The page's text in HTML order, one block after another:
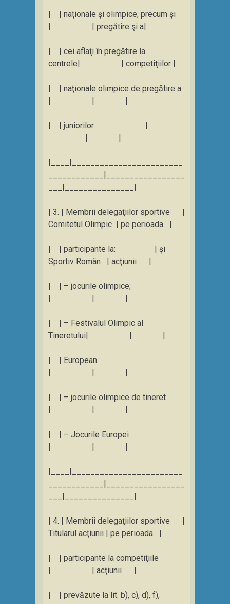
| | naţionale şi olimpice, precum şi
| | pregătire şi a|
| | cei aflaţi în pregătire la
centrele| | competiţiilor |
| | naţionale olimpice de pregătire a
| | |
| | juniorilor |
| |
|____|________________________
____________|_________________
___|_______________|
| 3. | Membrii delegaţiilor sportive |
Comitetul Olimpic | pe perioada |
| | participante la: | şi
Sportiv Român | acţiunii |
| | – jocurile olimpice;
| | |
| | – Festivalul Olimpic al
Tineretului| | |
| | European
| | |
| | – jocurile olimpice de tineret
| | |
| | – Jocurile Europei
| | |
|____|________________________
____________|_________________
___|_______________|
| 4. | Membrii delegaţiilor sportive |
Titularul acţiunii | pe perioada |
| | participante la competiţiile
| | acţiunii |
| | prevăzute la lit. b), c), d), f),